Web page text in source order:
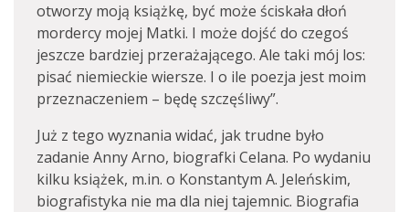
otworzy moją książkę, być może ściskała dłoń
mordercy mojej Matki. I może dojść do czegoś
jeszcze bardziej przerażającego. Ale taki mój los:
pisać niemieckie wiersze. I o ile poezja jest moim
przeznaczeniem – będę szczęśliwy”.
Już z tego wyznania widać, jak trudne było
zadanie Anny Arno, biografki Celana. Po wydaniu
kilku książek, m.in. o Konstantym A. Jeleńskim,
biografistyka nie ma dla niej tajemnic. Biografia